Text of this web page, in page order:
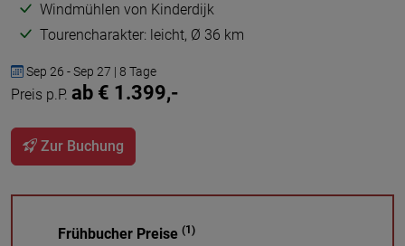
Windmühlen von Kinderdijk
Tourencharakter: leicht, Ø 36 km
Sep 26 - Sep 27 | 8 Tage
Preis p.P. ab € 1.399,-
Zur Buchung
Frühbucher Preise (1)